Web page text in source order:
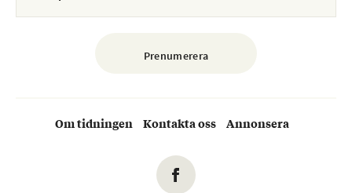
Om tidningen Kontakta oss Annonsera